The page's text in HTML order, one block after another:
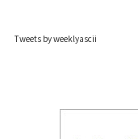
Tweets by weeklyascii